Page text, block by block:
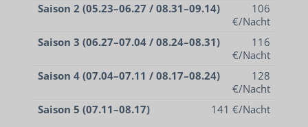
Saison 2 (05.23–06.27 / 08.31–09.14)
106
€/Nacht
Saison 3 (06.27–07.04 / 08.24–08.31)
116
€/Nacht
Saison 4 (07.04–07.11 / 08.17–08.24)
128
€/Nacht
Saison 5 (07.11–08.17)
141 €/Nacht